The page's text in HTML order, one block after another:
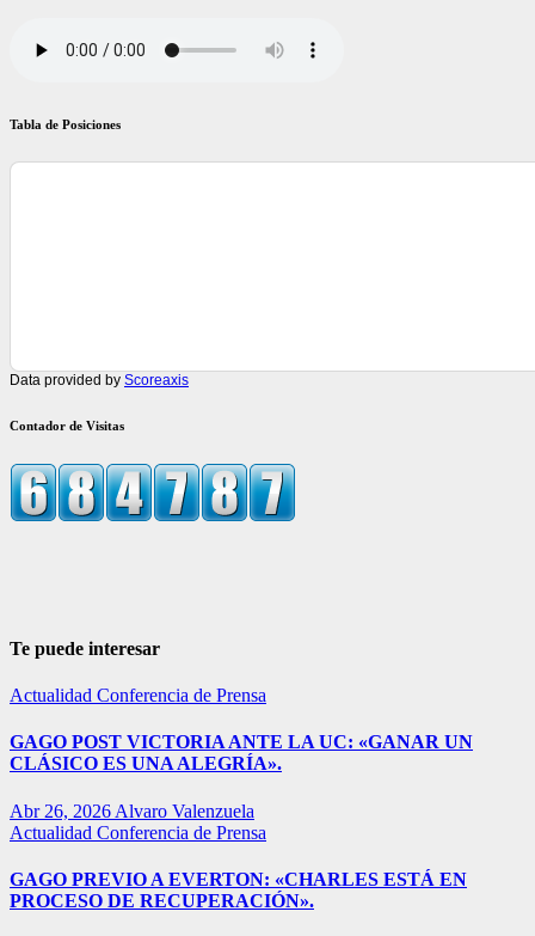
Tabla de Posiciones
Data provided by Scoreaxis
Contador de Visitas
Te puede interesar
Actualidad Conferencia de Prensa
GAGO POST VICTORIA ANTE LA UC: «GANAR UN
CLÁSICO ES UNA ALEGRÍA».
Abr 26, 2026 Alvaro Valenzuela
Actualidad Conferencia de Prensa
GAGO PREVIO A EVERTON: «CHARLES ESTÁ EN
PROCESO DE RECUPERACIÓN».